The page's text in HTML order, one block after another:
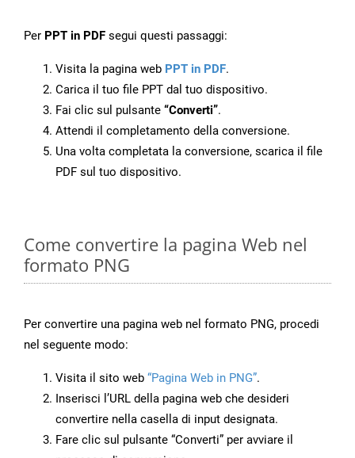
Per PPT in PDF segui questi passaggi:
Visita la pagina web PPT in PDF.
Carica il tuo file PPT dal tuo dispositivo.
Fai clic sul pulsante “Converti”.
Attendi il completamento della conversione.
Una volta completata la conversione, scarica il file
PDF sul tuo dispositivo.
Come convertire la pagina Web nel
formato PNG
Per convertire una pagina web nel formato PNG, procedi
nel seguente modo:
Visita il sito web “Pagina Web in PNG”.
Inserisci l’URL della pagina web che desideri
convertire nella casella di input designata.
Fare clic sul pulsante “Converti” per avviare il